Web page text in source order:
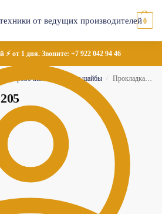
0
⚡ от 1 дня. Звоните: +7 922 042 94 46
Регулировочные пластины и шайбы / Прокладка 4281205